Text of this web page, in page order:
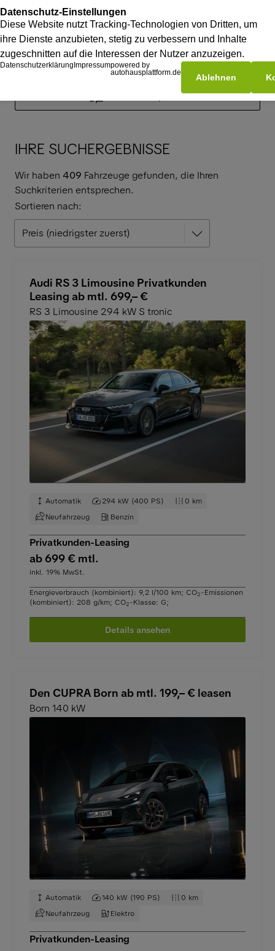
Suchfilter anpassen
IHRE SUCHERGEBNISSE
Wir haben 409 Fahrzeuge gefunden, die Ihren
Suchkriterien entsprechen.
Sortieren nach:
Audi RS 3 Limousine Privatkunden
Leasing ab mtl. 699,– €
RS 3 Limousine 294 kW S tronic
Automatik 294 kW (400 PS)
0 km
Neufahrzeug
Benzin
Privatkunden-Leasing
ab 699 € mtl.
inkl. 19% MwSt.
Energieverbrauch (kombiniert): 9,2 l/100 km; CO2-Emissionen
(kombiniert): 208 g/km; CO2-Klasse: G;
Details ansehen
Den CUPRA Born ab mtl. 199,– € leasen
Born 140 kW
Automatik 140 kW (190 PS)
0 km
Neufahrzeug
Elektro
Privatkunden-Leasing